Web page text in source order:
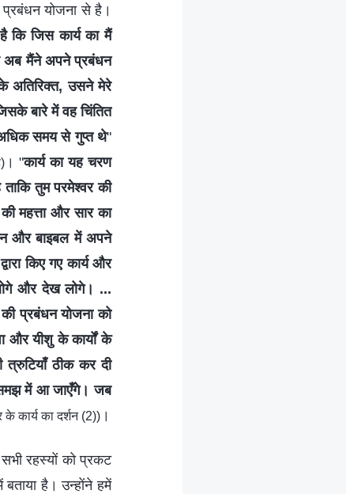
प्रबंधन योजना से है।
कि जिस कार्य का मैं
अब मैंने अपने प्रबंधन
अतिरिक्त, उसने मेरे
बारे में वह चिंतित
समय से गुप्त थे"
। "कार्य का यह चरण
तुम परमेश्वर की
महत्ता और सार का
और बाइबल में अपने
किए गए कार्य और
और देख लोगे। ...
प्रबंधन योजना को
और यीशु के कार्यों के
ठीक कर दी
समझ में आ जाएँगे। जब
कार्य का दर्शन (2)) ।
रहस्यों को प्रकट
है। उन्होंने हमें